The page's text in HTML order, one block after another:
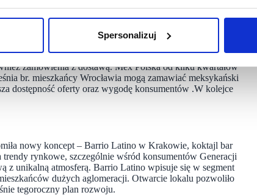
Spersonalizuj
– zarówno w segmencie bistro, jak i restauracyjnym,
biznesowego i potencjał dalszej ekspansji” –
zamówienia z dostawą. Mex Polska od kilku kwartałów
br. mieszkańcy Wrocławia mogą zamawiać meksykański
dostępność oferty oraz wygodę konsumentów .W kolejce
nowy koncept – Barrio Latino w Krakowie, koktajl bar
rynkowe, szczególnie wśród konsumentów Generacji
z unikalną atmosferą. Barrio Latino wpisuje się w segment
dużych aglomeracji. Otwarcie lokalu pozwoliło
tegoroczny plan rozwoju.